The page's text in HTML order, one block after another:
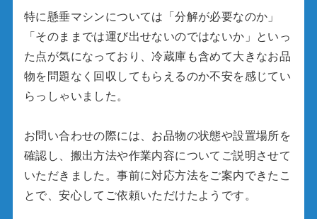
特に懸垂マシンについては「分解が必要なのか」
「そのままでは運び出せないのではないか」といっ
た点が気になっており、冷蔵庫も含めて大きなお品
物を問題なく回収してもらえるのか不安を感じてい
らっしゃいました。
お問い合わせの際には、お品物の状態や設置場所を
確認し、搬出方法や作業内容についてご説明させて
いただきました。事前に対応方法をご案内できたこ
とで、安心してご依頼いただけたようです。